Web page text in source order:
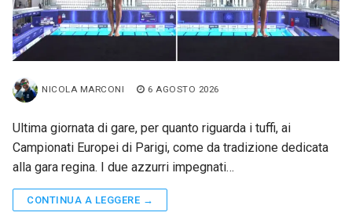
NICOLA MARCONI 6 AGOSTO 2026
Ultima giornata di gare, per quanto riguarda i tuffi, ai
Campionati Europei di Parigi, come da tradizione dedicata
alla gara regina. I due azzurri impegnati…
CONTINUA A LEGGERE →